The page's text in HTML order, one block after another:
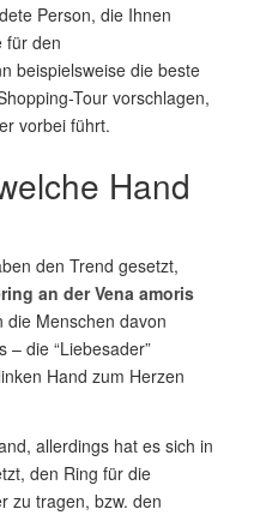
Person, die Ihnen
für den
beispielsweise die beste
Tour vorschlagen,
vorbei führt.
Hand
den Trend gesetzt,
an der Vena amoris
die Menschen davon
– die “Liebesader”
Hand zum Herzen
allerdings hat es sich in
den Ring für die
zu tragen, bzw. den